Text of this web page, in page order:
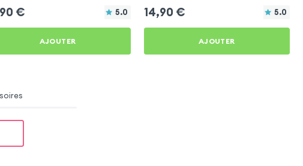
€ 5.0
AJOUTER
14,90 € 5.0
AJOUTER